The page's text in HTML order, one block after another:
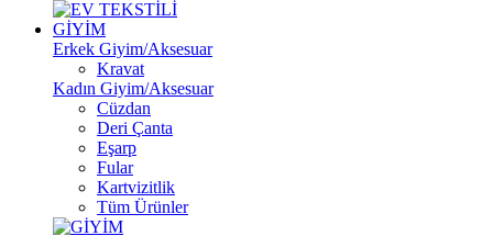
GİYİM
Erkek Giyim/Aksesuar
Kravat
Kadın Giyim/Aksesuar
Cüzdan
Deri Çanta
Eşarp
Fular
Kartvizitlik
Tüm Ürünler